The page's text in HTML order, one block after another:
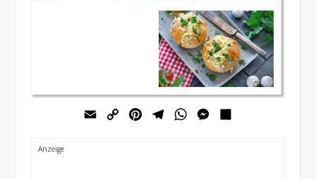
Email
Copy
PinterestTelegramWhatsAppMessenger